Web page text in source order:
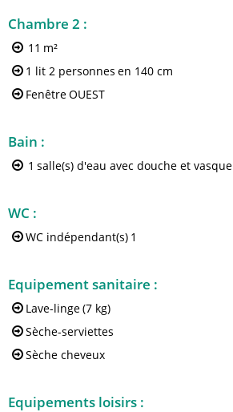
Chambre 2 :
11 m²
1 lit 2 personnes en 140 cm
FenêtreOUEST
Bain :
1 salle(s) d'eau avec douche et vasque
WC :
WC indépendant(s) 1
Equipement sanitaire :
Lave-linge(7 kg)
Sèche-serviettes
Sèche cheveux
Equipements loisirs :